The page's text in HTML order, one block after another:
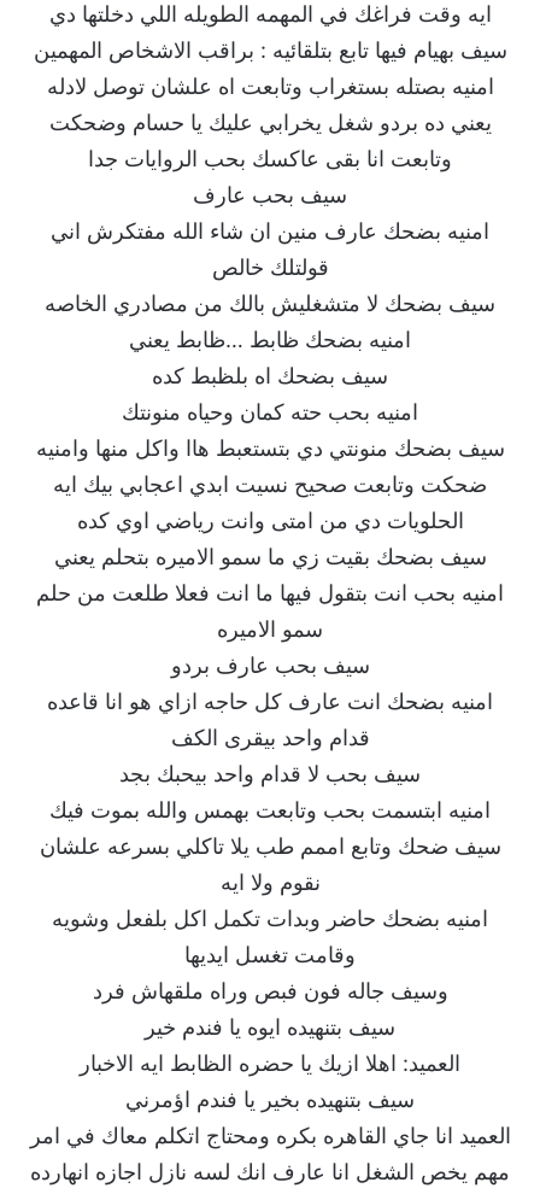
ايه وقت فراغك في المهمه الطويله اللي دخلتها دي
سيف بهيام فيها تابع بتلقائيه : براقب الاشخاص المهمين
امنيه بصتله بستغراب وتابعت اه علشان توصل لادله
يعني ده بردو شغل يخرابي عليك يا حسام وضحكت
وتابعت انا بقى عاكسك بحب الروايات جدا
سيف بحب عارف
امنيه بضحك عارف منين ان شاء الله مفتكرش اني
قولتلك خالص
سيف بضحك لا متشغليش بالك من مصادري الخاصه
امنيه بضحك ظابط …ظابط يعني
سيف بضحك اه بلظبط كده
امنيه بحب حته كمان وحياه منونتك
سيف بضحك منونتي دي بتستعبط هاا واكل منها وامنيه
ضحكت وتابعت صحيح نسيت ابدي اعجابي بيك ايه
الحلويات دي من امتى وانت رياضي اوي كده
سيف بضحك بقيت زي ما سمو الاميره بتحلم يعني
امنيه بحب انت بتقول فيها ما انت فعلا طلعت من حلم
سمو الاميره
سيف بحب عارف بردو
امنيه بضحك انت عارف كل حاجه ازاي هو انا قاعده
قدام واحد بيقرى الكف
سيف بحب لا قدام واحد بيحبك بجد
امنيه ابتسمت بحب وتابعت بهمس والله بموت فيك
سيف ضحك وتابع اممم طب يلا تاكلي بسرعه علشان
نقوم ولا ايه
امنيه بضحك حاضر وبدات تكمل اكل بلفعل وشويه
وقامت تغسل ايديها
وسيف جاله فون فبص وراه ملقهاش فرد
سيف بتنهيده ايوه يا فندم خير
العميد: اهلا ازيك يا حضره الظابط ايه الاخبار
سيف بتنهيده بخير يا فندم اؤمرني
العميد انا جاي القاهره بكره ومحتاج اتكلم معاك في امر
مهم يخص الشغل انا عارف انك لسه نازل اجازه انهارده